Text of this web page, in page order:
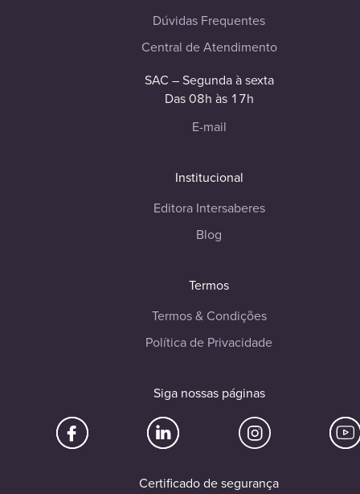
Dúvidas Frequentes
Central de Atendimento
SAC – Segunda à sexta
Das 08h às 17h
E-mail
Institucional
Editora Intersaberes
Blog
Termos
Termos & Condições
Política de Privacidade
Siga nossas páginas
Certificado de segurança